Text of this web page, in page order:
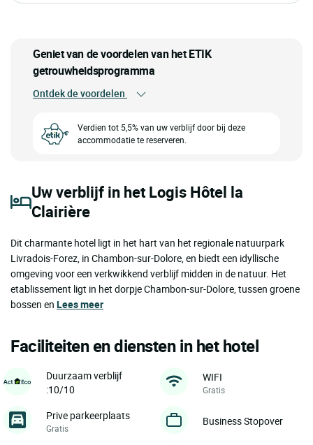
Geniet van de voordelen van het ETIK
getrouwheidsprogramma
Ontdek de voordelen
Verdien tot 5,5% van uw verblijf door bij deze
accommodatie te reserveren.
Uw verblijf in het Logis Hôtel la
Clairière
Dit charmante hotel ligt in het hart van het regionale natuurpark
Livradois-Forez, in Chambon-sur-Dolore, en biedt een idyllische
omgeving voor een verkwikkend verblijf midden in de natuur. Het
etablissement ligt in het dorpje Chambon-sur-Dolore, tussen groene
bossen en Lees meer
Faciliteiten en diensten in het hotel
Duurzaam verblijf
:10/10
WIFI
Gratis
Prive parkeerplaats
Gratis
Business Stopover